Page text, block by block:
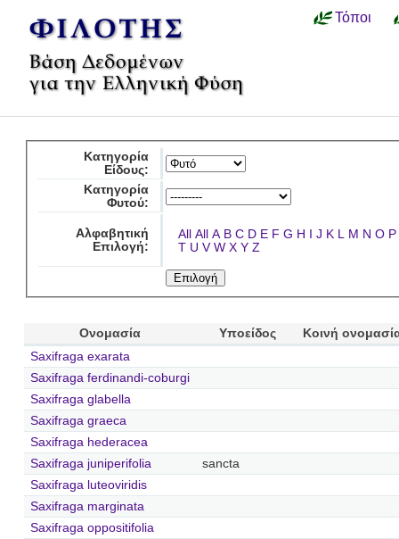
Τόποι
Κατηγορία
Είδους:
Κατηγορία
Φυτού:
Αλφαβητική
Επιλογή:
All All A B C D E F G H I J K L M N O P
T U V W X Y Z
Ονομασία Υποείδος
Κοινή
Saxifraga exarata
Saxifraga ferdinandi-coburgi
Saxifraga glabella
Saxifraga graeca
Saxifraga hederacea
Saxifraga juniperifolia
sancta
Saxifraga luteoviridis
Saxifraga marginata
Saxifraga oppositifolia